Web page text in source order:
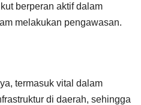
berperan aktif dalam
melakukan pengawasan.
termasuk vital dalam
di daerah, sehingga